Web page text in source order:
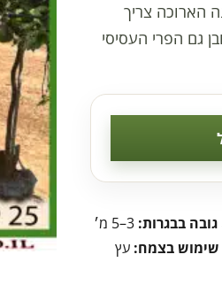
הארוכה צריך
גם הפרי העסיסי
כמות
של
לימון
יוריקה
25
גובה בבגרות:
3–5 מ׳
שימוש בצמח: עץ